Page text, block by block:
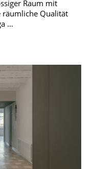
Raum mit
räumliche Qualität
…